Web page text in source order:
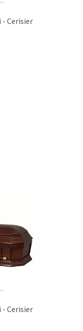
- Cerisier
- Cerisier